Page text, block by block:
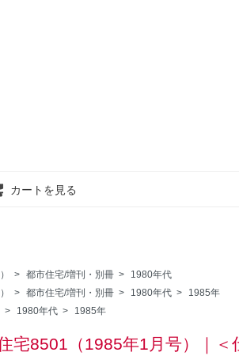
カートを見る
> 都市住宅/増刊・別冊 >
1980年代
> 都市住宅/増刊・別冊 > 1980年代 >
1985年
> 1980年代 > 1985年
宅8501（1985年1月号）｜